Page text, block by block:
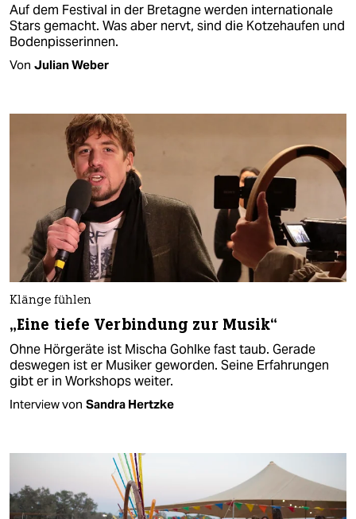
Auf dem Festival in der Bretagne werden internationale
Stars gemacht. Was aber nervt, sind die Kotzehaufen und
Bodenpisserinnen.
Von Julian Weber
Klänge fühlen
„Eine tiefe Verbindung zur Musik“
Ohne Hörgeräte ist Mischa Gohlke fast taub. Gerade
deswegen ist er Musiker geworden. Seine Erfahrungen
gibt er in Workshops weiter.
Interview von Sandra Hertzke